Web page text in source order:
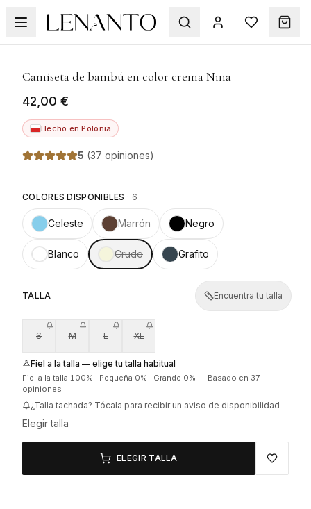
Camiseta de bambú en color crema Nina
42,00 €
Hecho en Polonia
5 (37 opiniones)
COLORES DISPONIBLES · 6
Celeste Marrón Negro
Blanco Crudo Grafito
TALLA Encuentra tu talla
S M L XL
Fiel a la talla — elige tu talla habitual
Fiel a la talla 100% · Pequeña 0% · Grande 0% — Basado en 37
opiniones
¿Talla tachada? Tócala para recibir un aviso de disponibilidad
Elegir talla
ELEGIR TALLA